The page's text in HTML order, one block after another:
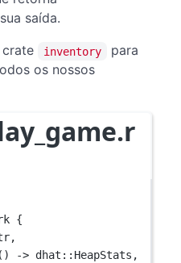
saída.
crate
inventory
para
os nossos
{
,
() -> dhat :: HeapStats ,